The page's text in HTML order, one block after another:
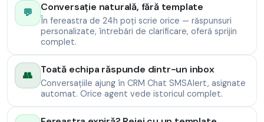
💬 Conversație naturală, fără template
În fereastra de 24h poți scrie orice — răspunsuri
personalizate, întrebări de clarificare, oferă sprijin
complet.
👥 Toată echipa răspunde dintr-un inbox
Conversațiile ajung în CRM Chat SMSAlert, asignate
automat. Orice agent vede istoricul complet.